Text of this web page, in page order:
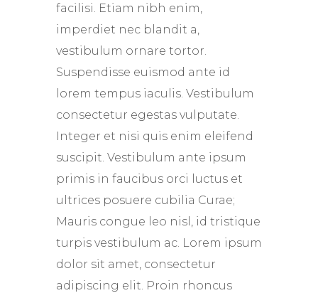
facilisi. Etiam nibh enim,
imperdiet nec blandit a,
vestibulum ornare tortor.
Suspendisse euismod ante id
lorem tempus iaculis. Vestibulum
consectetur egestas vulputate.
Integer et nisi quis enim eleifend
suscipit. Vestibulum ante ipsum
primis in faucibus orci luctus et
ultrices posuere cubilia Curae;
Mauris congue leo nisl, id tristique
turpis vestibulum ac. Lorem ipsum
dolor sit amet, consectetur
adipiscing elit. Proin rhoncus